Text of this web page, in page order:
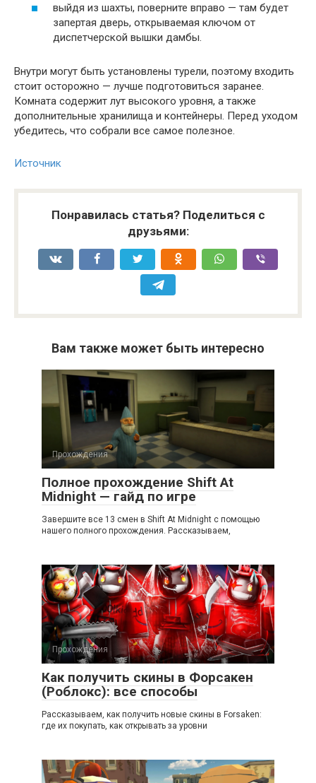
выйдя из шахты, поверните вправо — там будет
запертая дверь, открываемая ключом от
диспетчерской вышки дамбы.
Внутри могут быть установлены турели, поэтому входить
стоит осторожно — лучше подготовиться заранее.
Комната содержит лут высокого уровня, а также
дополнительные хранилища и контейнеры. Перед уходом
убедитесь, что собрали все самое полезное.
Источник
Понравилась статья? Поделиться с
друзьями:
Вам также может быть интересно
Прохождения
Полное прохождение Shift At
Midnight — гайд по игре
Завершите все 13 смен в Shift At Midnight с помощью
нашего полного прохождения. Рассказываем,
Прохождения
Как получить скины в Форсакен
(Роблокс): все способы
Рассказываем, как получить новые скины в Forsaken:
где их покупать, как открывать за уровни